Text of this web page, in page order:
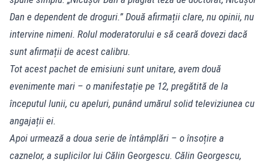
Dan e dependent de droguri.” Două afirmații clare, nu opinii, nu
intervine nimeni. Rolul moderatorului e să ceară dovezi dacă
sunt afirmații de acest calibru.
Tot acest pachet de emisiuni sunt unitare, avem două
evenimente mari – o manifestație pe 12, pregătită de la
începutul lunii, cu apeluri, punând umărul solid televiziunea cu
angajații ei.
Apoi urmează a doua serie de întâmplări – o însoțire a
caznelor, a suplicilor lui Călin Georgescu. Călin Georgescu,